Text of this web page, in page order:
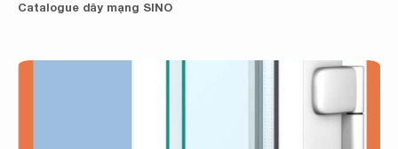
Catalogue dây mạng SINO